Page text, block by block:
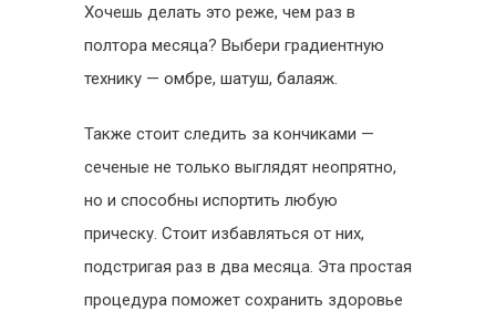
Хочешь делать это реже, чем раз в
полтора месяца? Выбери градиентную
технику — омбре, шатуш, балаяж.
Также стоит следить за кончиками —
сеченые не только выглядят неопрятно,
но и способны испортить любую
прическу. Стоит избавляться от них,
подстригая раз в два месяца. Эта простая
процедура поможет сохранить здоровье